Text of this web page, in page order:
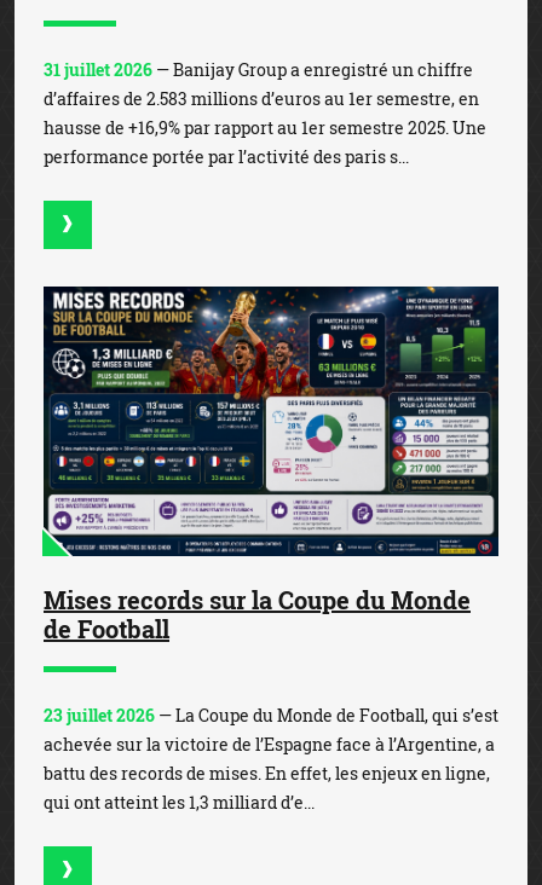
31 juillet 2026 — Banijay Group a enregistré un chiffre
d’affaires de 2.583 millions d’euros au 1er semestre, en
hausse de +16,9% par rapport au 1er semestre 2025. Une
performance portée par l’activité des paris s...
Mises records sur la Coupe du Monde
de Football
23 juillet 2026 — La Coupe du Monde de Football, qui s’est
achevée sur la victoire de l’Espagne face à l’Argentine, a
battu des records de mises. En effet, les enjeux en ligne,
qui ont atteint les 1,3 milliard d’e...